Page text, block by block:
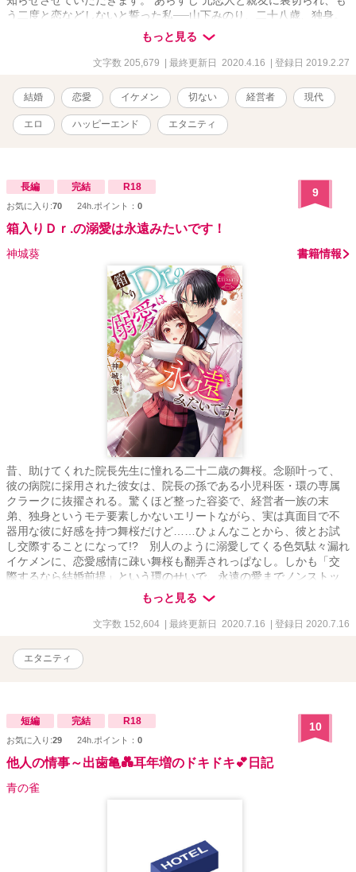
う二度と恋などしないと誓った私──山下みのり、二十八歳、独身。
もちろん恋人も友達もゼロ。 趣味といったら、ネットゲームに漫
画、一人飲み。 しかし、病気の祖父の頼みで、ウェディングドレス
を着ることに。 恋人を連れて来いって──こんなことならば、彼氏が
婚相手探してるの？ 実は俺もなんだ」と声をかけられる。 芸能人
みたいにかっこいい男性は、私に都合のいい〝契約〟の話を持ちか
けてきた！ 私は二度と恋はしない。 もちろんあなたにも。 だから、
あなたの話に乗ることにする。 もう長くはない最愛の家族のため
リスタ、ムーン、ベリーズカフェに投稿していた「偽装婚約」を大
幅に加筆修正したものになります。話の内容は変わっておりませ
ん。
もっと見る
文字数 205,679 | 最終更新日 2020.4.16 | 登録日 2019.2.27
結婚 恋愛 イケメン 切ない 経営者 現代
エロ ハッピーエンド エタニティ
長編 完結 R18
お気に入り:70 24h.ポイント： 0
9
箱入りＤｒ.の溺愛は永遠みたいです！
神城葵 書籍情報
昔、助けてくれた院長先生に憧れる二十二歳の舞桜。念願叶って、
彼の病院に採用された彼女は、院長の孫である小児科医・環の専属
クラークに抜擢される。驚くほど整った容姿で、経営者一族の末
弟、独身というモテ要素しかないエリートながら、実は真面目で不
器用な彼に好感を持つ舞桜だけど……ひょんなことから、彼とお試
し交際することになって!? 別人のように溺愛してくる色気駄々漏れ
イケメンに、恋愛感情に疎い舞桜も翻弄されっぱなし。しかも「交
際するなら結婚前提」という環のせいで、永遠の愛までノンストッ
プ？ 無自覚で手探りな、とびきりの甘恋！
もっと見る
文字数 152,604 | 最終更新日 2020.7.16 | 登録日 2020.7.16
エタニティ
短編 完結 R18
お気に入り:29 24h.ポイント： 0
10
他人の情事～出歯亀💑耳年増のドキドキ💕日記
青の雀